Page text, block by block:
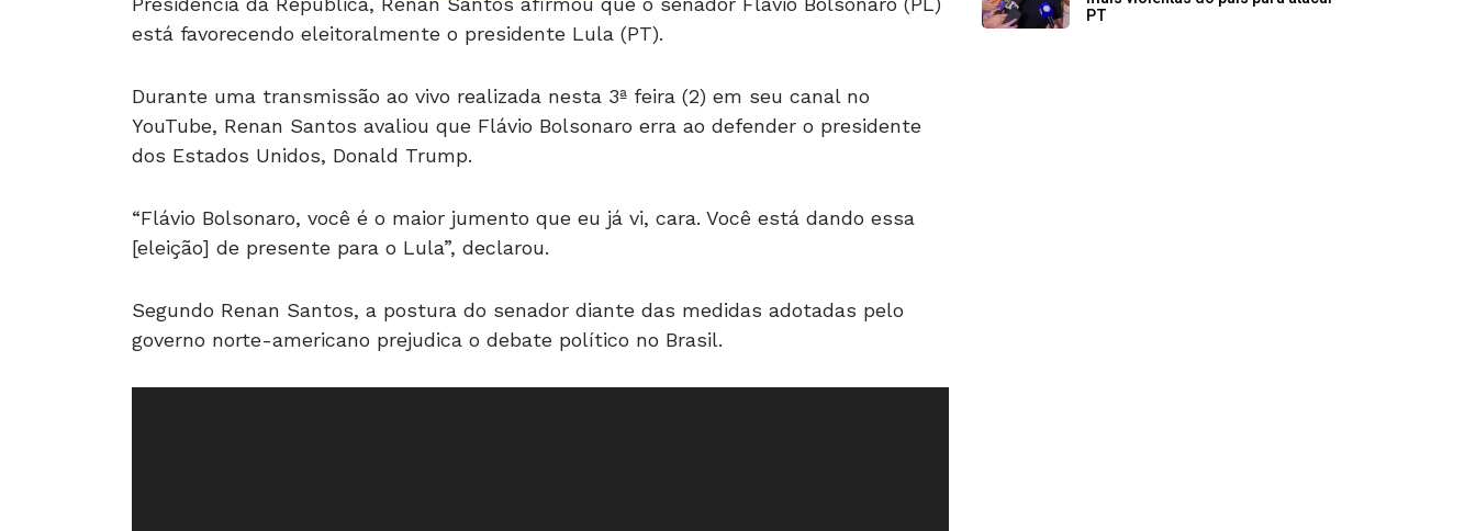
está favorecendo eleitoralmente o presidente Lula (PT).
Durante uma transmissão ao vivo realizada nesta 3ª feira (2) em seu canal no
YouTube, Renan Santos avaliou que Flávio Bolsonaro erra ao defender o presidente
dos Estados Unidos, Donald Trump.
“Flávio Bolsonaro, você é o maior jumento que eu já vi, cara. Você está dando essa
[eleição] de presente para o Lula”, declarou.
Segundo Renan Santos, a postura do senador diante das medidas adotadas pelo
governo norte-americano prejudica o debate político no Brasil.
PT